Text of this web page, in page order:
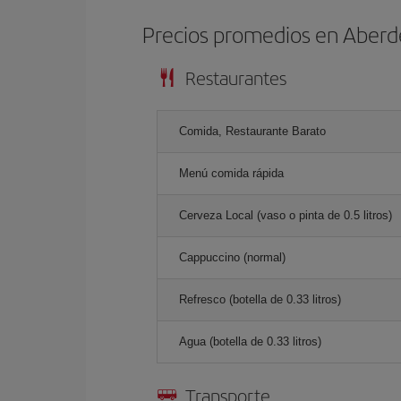
Precios promedios en
Restaurantes
Comida, Restaurante Barato
Menú comida rápida
Cerveza Local (vaso o pinta de 0.5 litros)
Cappuccino (normal)
Refresco (botella de 0.33 litros)
Agua (botella de 0.33 litros)
Transporte